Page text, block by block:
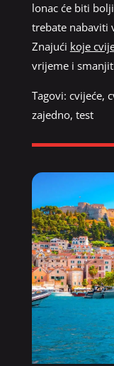
lonac će biti
trebate nabaviti
Znajući koje
vrijeme i
Tagovi: cvijeće,
zajedno, test